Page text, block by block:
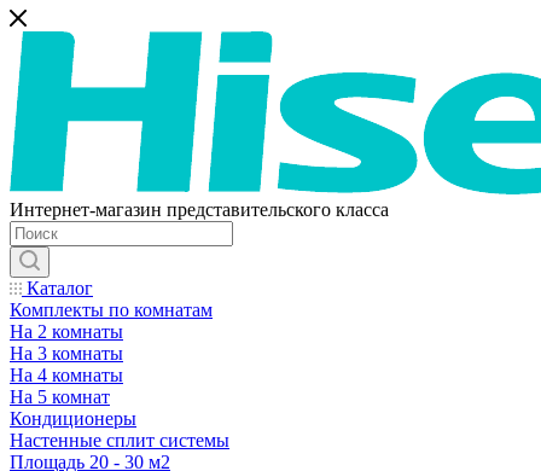
Интернет-магазин представительского класса
Каталог
Комплекты по комнатам
На 2 комнаты
На 3 комнаты
На 4 комнаты
На 5 комнат
Кондиционеры
Настенные сплит системы
Площадь 20 - 30 м2